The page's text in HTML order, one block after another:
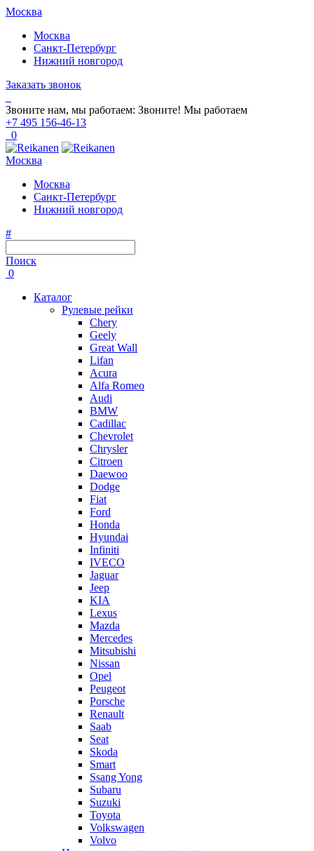
Москва
Москва
Санкт-Петербург
Нижний новгород
Заказать звонок
Звоните нам, мы работаем: Звоните! Мы работаем
+7 495 156-46-13
0
Москва
Москва
Санкт-Петербург
Нижний новгород
#
Поиск
0
Каталог
Рулевые рейки
Chery
Geely
Great Wall
Lifan
Acura
Alfa Romeo
Audi
BMW
Cadillac
Chevrolet
Chrysler
Citroen
Daewoo
Dodge
Fiat
Ford
Honda
Hyundai
Infiniti
IVECO
Jaguar
Jeep
KIA
Lexus
Mazda
Mercedes
Mitsubishi
Nissan
Opel
Peugeot
Porsche
Renault
Saab
Seat
Skoda
Smart
Ssang Yong
Subaru
Suzuki
Toyota
Volkswagen
Volvo